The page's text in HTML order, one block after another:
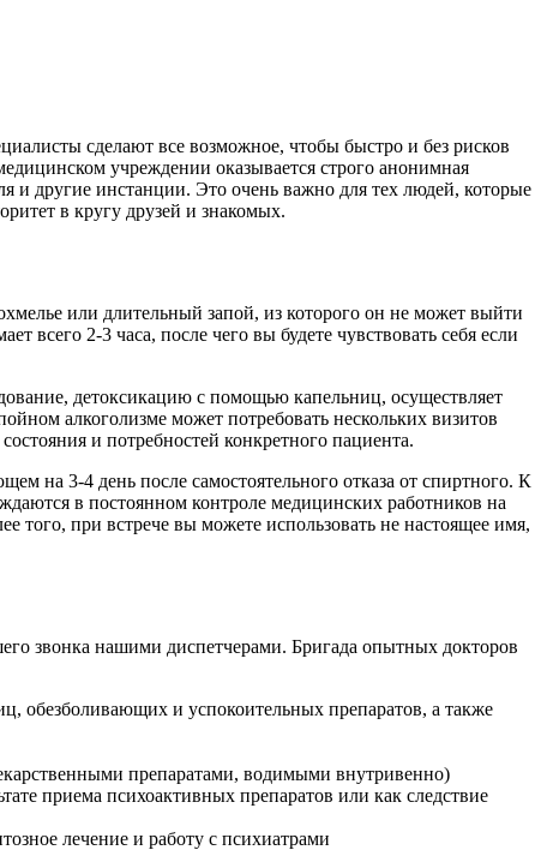
сделают все возможное, чтобы быстро и без рисков
учреждении оказывается строго анонимная
и другие инстанции. Это очень важно для тех людей, которые
в кругу друзей и знакомых.
или длительный запой, из которого он не может выйти
всего 2-3 часа, после чего вы будете чувствовать себя если
детоксикацию с помощью капельниц, осуществляет
алкоголизме может потребовать нескольких визитов
и потребностей конкретного пациента.
на 3-4 день после самостоятельного отказа от спиртного. К
в постоянном контроле медицинских работников на
при встрече вы можете использовать не настоящее имя,
звонка нашими диспетчерами. Бригада опытных докторов
обезболивающих и успокоительных препаратов, а также
препаратами, водимыми внутривенно)
приема психоактивных препаратов или как следствие
лечение и работу с психиатрами